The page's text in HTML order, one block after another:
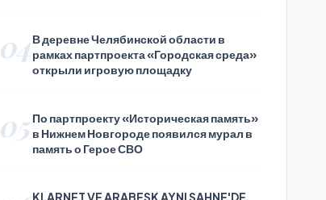
04В деревне Челябинской области в
рамках партпроекта «Городская среда»
открыли игровую площадку
05 По партпроекту «Историческая память»
в Нижнем Новгороде появился мурал в
память о Герое СВО
KLARNET VE ARABESK AYNI SAHNE'DE